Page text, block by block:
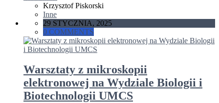
Krzysztof Piskorski
Inne
29 STYCZNIA, 2025
0 COMMENTS
Warsztaty z mikroskopii
elektronowej na Wydziale Biologii i
Biotechnologii UMCS